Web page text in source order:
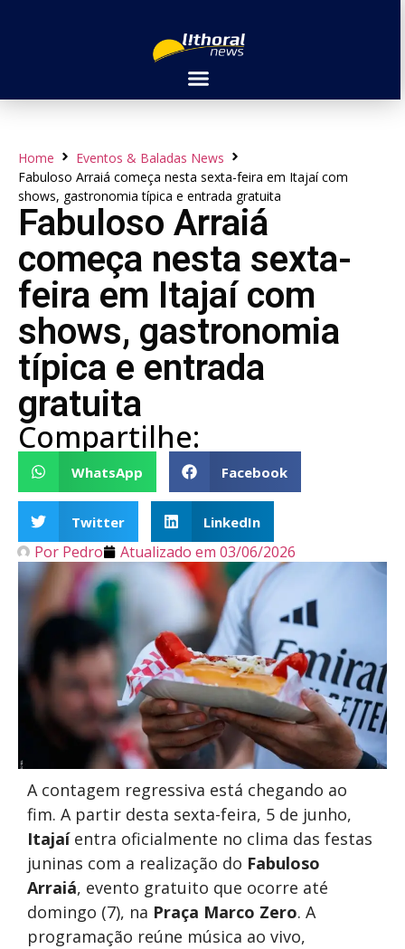
Home
Eventos & Baladas News
Fabuloso Arraiá começa nesta sexta-feira em Itajaí com
shows, gastronomia típica e entrada gratuita
Fabuloso Arraiá
começa nesta sexta-
feira em Itajaí com
shows, gastronomia
típica e entrada
gratuita
Compartilhe:
WhatsApp Facebook
Twitter LinkedIn
Por Pedro Atualizado em 03/06/2026
A contagem regressiva está chegando ao
fim. A partir desta sexta-feira, 5 de junho,
Itajaíentra oficialmente no clima das festas
juninas com a realização do Fabuloso
Arraiá, evento gratuito que ocorre até
domingo (7), na Praça Marco Zero. A
programação reúne música ao vivo,